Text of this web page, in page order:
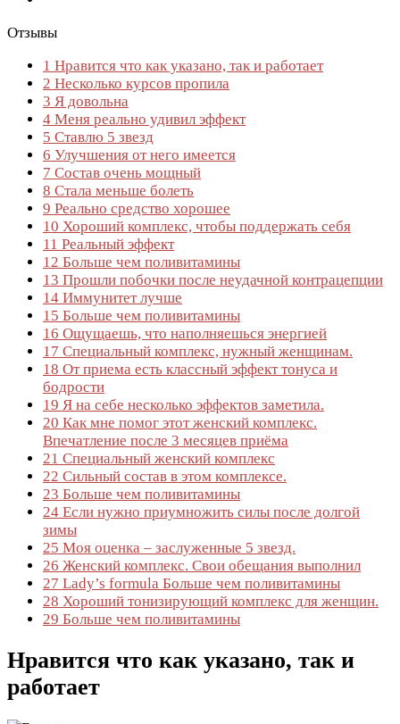
Отзывы
1 Нравится что как указано, так и работает
2 Несколько курсов пропила
3 Я довольна
4 Меня реально удивил эффект
5 Ставлю 5 звезд
6 Улучшения от него имеется
7 Состав очень мощный
8 Стала меньше болеть
9 Реально средство хорошее
10 Хороший комплекс, чтобы поддержать себя
11 Реальный эффект
12 Больше чем поливитамины
13 Прошли побочки после неудачной контрацепции
14 Иммунитет лучше
15 Больше чем поливитамины
16 Ощущаешь, что наполняешься энергией
17 Специальный комплекс, нужный женщинам.
18 От приема есть классный эффект тонуса и
бодрости
19 Я на себе несколько эффектов заметила.
20 Как мне помог этот женский комплекс.
Впечатление после 3 месяцев приёма
21 Специальный женский комплекс
22 Сильный состав в этом комплексе.
23 Больше чем поливитамины
24 Если нужно приумножить силы после долгой
зимы
25 Моя оценка – заслуженные 5 звезд.
26 Женский комплекс. Свои обещания выполнил
27 Lady’s formula Больше чем поливитамины
28 Хороший тонизирующий комплекс для женщин.
29 Больше чем поливитамины
Нравится что как указано, так и
работает